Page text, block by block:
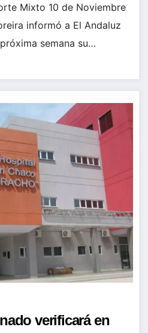
Mixto 10 de Noviembre
informó a El Andaluz
semana su…
verificará en